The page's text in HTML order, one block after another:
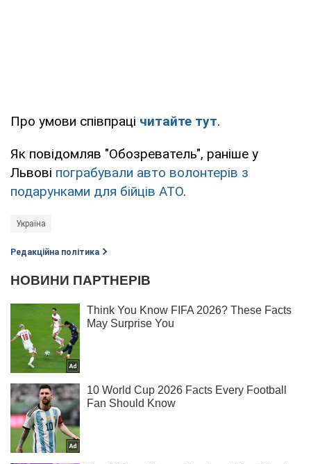
Про умови співпраці читайте тут.
Як повідомляв "Обозреватель", раніше у
Львові пограбували авто волонтерів з
подарунками для бійців АТО.
Україна
Редакційна політика